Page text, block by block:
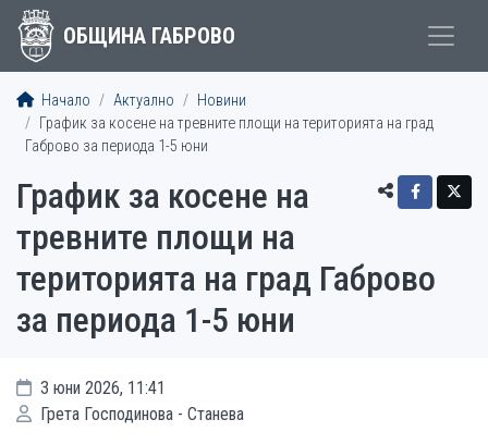
ОБЩИНА ГАБРОВО
Начало Актуално
Новини
График за косене на тревните площи на територията на град
Габрово за периода 1-5 юни
График за косене на
тревните площи на
територията на град Габрово
за периода 1-5 юни
3 юни 2026, 11:41
Грета Господинова - Станева